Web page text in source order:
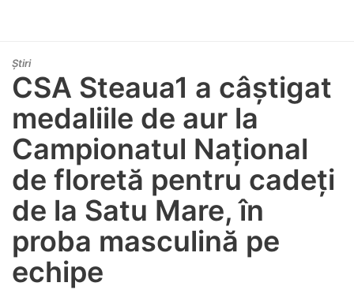
Știri
CSA Steaua1 a câștigat
medaliile de aur la
Campionatul Național
de floretă pentru cadeți
de la Satu Mare, în
proba masculină pe
echipe